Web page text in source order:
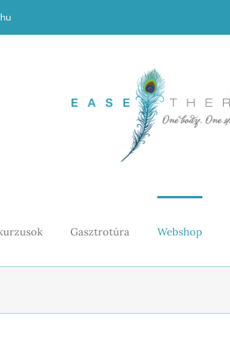
Gasztrotúra Webshop